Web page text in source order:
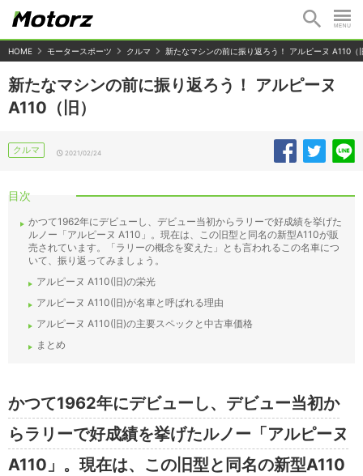
HOME モータースポーツ クルマ 新たなマシンの前に振り返ろう！ アルピーヌ A110（
新たなマシンの前に振り返ろう！ アルピーヌ
A110（旧）
クルマ 2021/02/24
目次
かつて1962年にデビューし、デビュー当初からラリーで好成績を挙げた
ルノー「アルピーヌ A110」。現在は、この旧型と同名の新型A110が販
売されています。「ラリーの概念を変えた」とも言われるこの名車につ
いて、振り返ってみましょう。
アルピーヌ A110(旧)の栄光
アルピーヌ A110(旧)が名車と呼ばれる理由
アルピーヌ A110(旧)の主要スペックと中古車価格
まとめ
かつて1962年にデビューし、デビュー当初か
らラリーで好成績を挙げたルノー「アルピーヌ
A110」。現在は、この旧型と同名の新型A110